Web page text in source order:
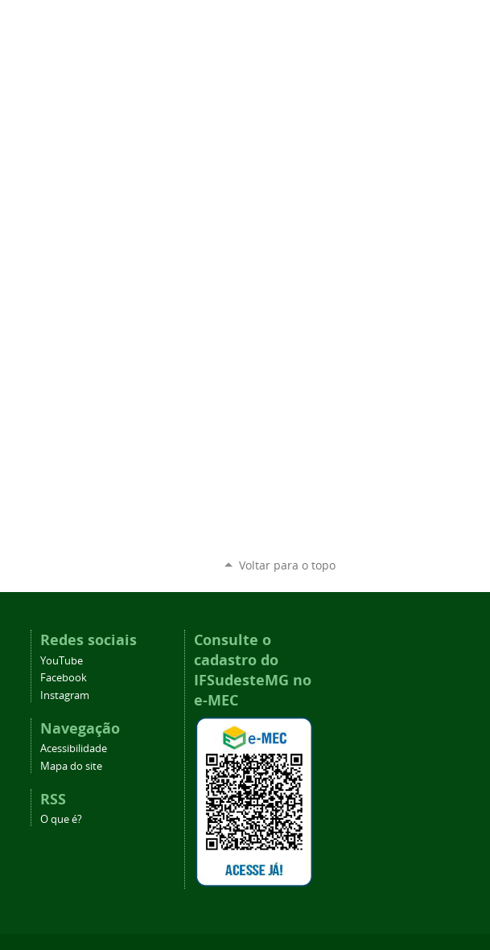
Voltar para o topo
Redes sociais
YouTube
Facebook
Instagram
Navegação
Acessibilidade
Mapa do site
RSS
O que é?
Consulte o
cadastro do
IFSudesteMG no
e-MEC